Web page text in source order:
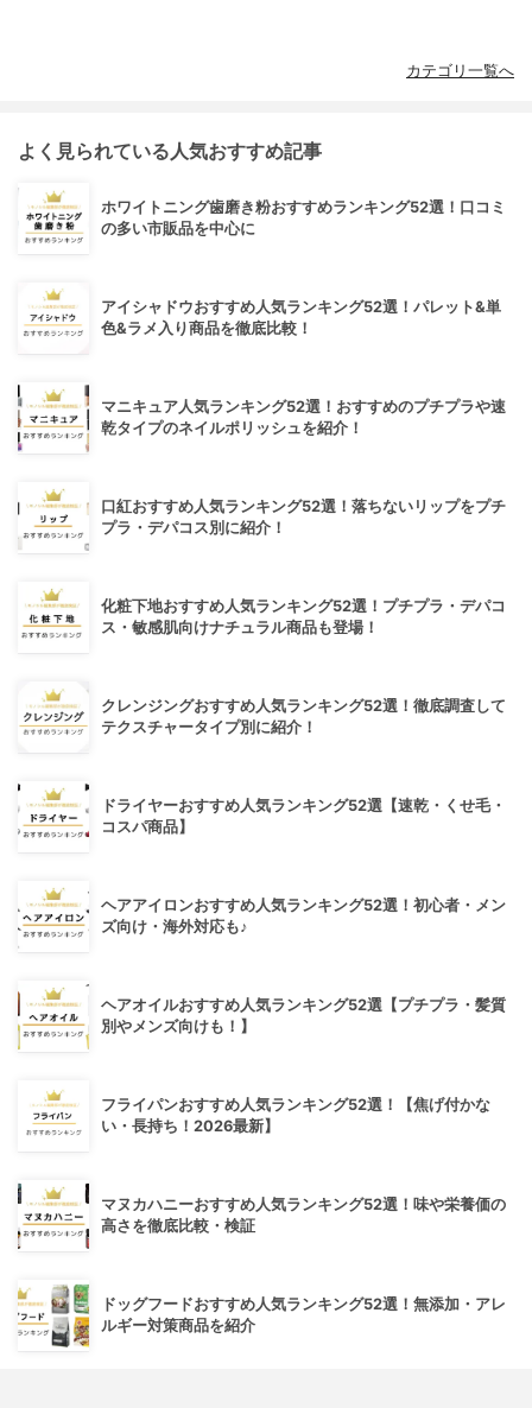
カテゴリ一覧へ
よく見られている人気おすすめ記事
ホワイトニング歯磨き粉おすすめランキング52選！口コミ
の多い市販品を中心に
アイシャドウおすすめ人気ランキング52選！パレット&単
色&ラメ入り商品を徹底比較！
マニキュア人気ランキング52選！おすすめのプチプラや速
乾タイプのネイルポリッシュを紹介！
口紅おすすめ人気ランキング52選！落ちないリップをプチ
プラ・デパコス別に紹介！
化粧下地おすすめ人気ランキング52選！プチプラ・デパコ
ス・敏感肌向けナチュラル商品も登場！
クレンジングおすすめ人気ランキング52選！徹底調査して
テクスチャータイプ別に紹介！
ドライヤーおすすめ人気ランキング52選【速乾・くせ毛・
コスパ商品】
ヘアアイロンおすすめ人気ランキング52選！初心者・メン
ズ向け・海外対応も♪
ヘアオイルおすすめ人気ランキング52選【プチプラ・髪質
別やメンズ向けも！】
フライパンおすすめ人気ランキング52選！【焦げ付かな
い・長持ち！2026最新】
マヌカハニーおすすめ人気ランキング52選！味や栄養価の
高さを徹底比較・検証
ドッグフードおすすめ人気ランキング52選！無添加・アレ
ルギー対策商品を紹介